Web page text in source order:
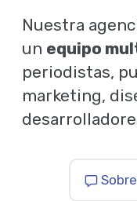
Nuestra
un equipo
periodistas,
marketing,